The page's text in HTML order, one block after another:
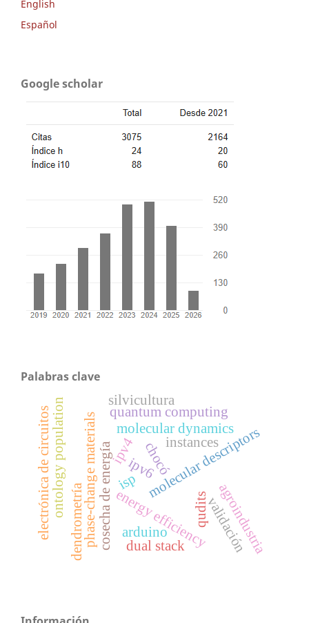
English
Español
Google scholar
Palabras clave
cosecha de energía ipv6
ipv4
energy efficiency
molecular descriptors
molecular dynamics
phase-change materials
quantum computing
qudits
dendrometría
silvicultura
instances
ontology population
dual stack
isp agroindustria
chocó
validación
arduino
electrónica de circuitos